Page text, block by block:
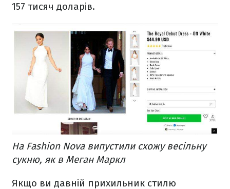
157 тисяч доларів.
На Fashion Nova випустили схожу весільну
сукню, як в Меган Маркл
Якщо ви давній прихильник стилю